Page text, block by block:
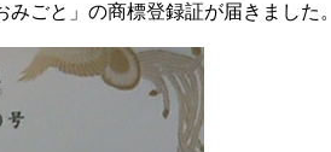
ごと」の商標登録証が届きました。